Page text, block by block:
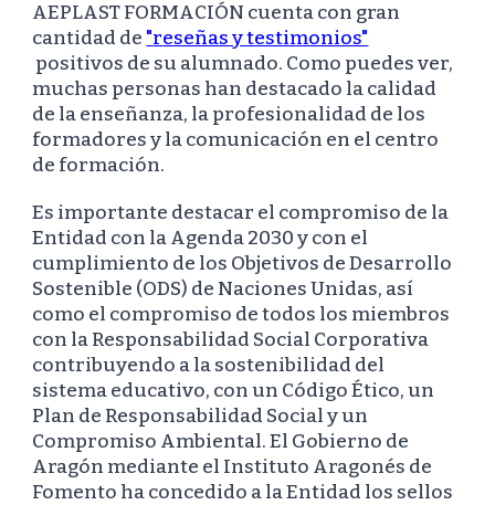
AEPLAST FORMACIÓN cuenta con gran
cantidad de "reseñas y testimonios"
positivos de su alumnado. Como puedes ver,
muchas personas han destacado la calidad
de la enseñanza, la profesionalidad de los
formadores y la comunicación en el centro
de formación.
Es importante destacar el compromiso de la
Entidad con la Agenda 2030 y con el
cumplimiento de los Objetivos de Desarrollo
Sostenible (ODS) de Naciones Unidas, así
como el compromiso detodos los miembros
con la Responsabilidad Social Corporativa
contribuyendo a la sostenibilidad del
sistema educativo, con un Código Ético, un
Plan de Responsabilidad Social y un
Compromiso Ambiental. El Gobierno de
Aragón mediante el Instituto Aragonés de
Fomento ha concedido a la Entidad los sellos